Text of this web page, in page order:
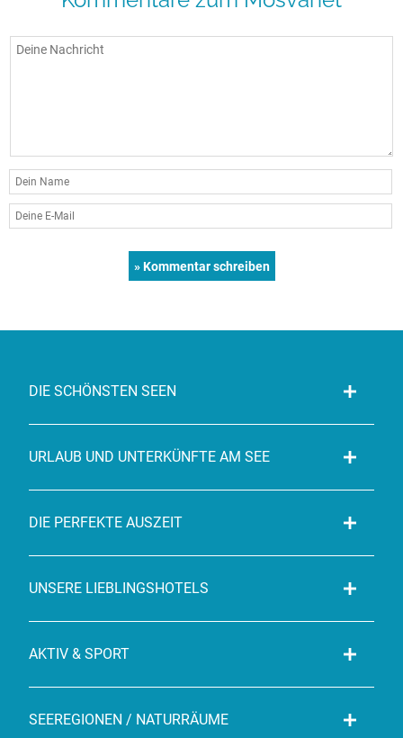
DIE SCHÖNSTEN SEEN
URLAUB UND UNTERKÜNFTE AM SEE
DIE PERFEKTE AUSZEIT
UNSERE LIEBLINGSHOTELS
AKTIV & SPORT
SEEREGIONEN / NATURRÄUME